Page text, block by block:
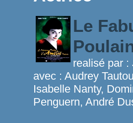
Le
realisé par :
avec : Audrey
Isabelle Nanty,
Penguern, André